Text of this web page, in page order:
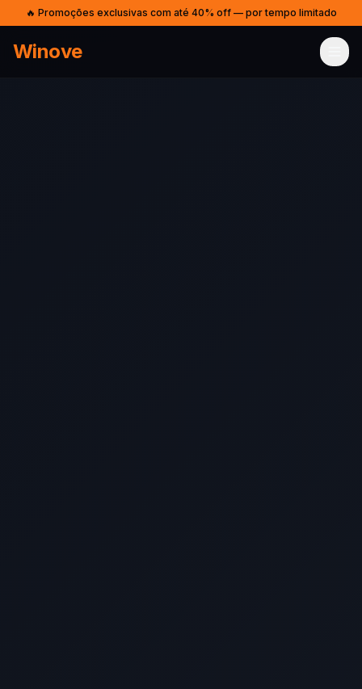
🔥 Promoções exclusivas com até 40% off — por tempo limitado
Winove